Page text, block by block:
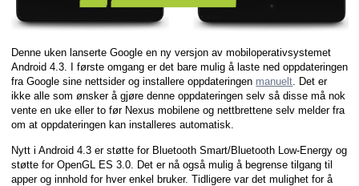
Denne uken lanserte Google en ny versjon av mobiloperativsystemet
Android 4.3. I første omgang er det bare mulig å laste ned oppdateringen
fra Google sine nettsider og installere oppdateringen manuelt. Det er
ikke alle som ønsker å gjøre denne oppdateringen selv så disse må nok
vente en uke eller to før Nexus mobilene og nettbrettene selv melder fra
om at oppdateringen kan installeres automatisk.
Nytt i Android 4.3 er støtte for Bluetooth Smart/Bluetooth Low-Energy og
støtte for OpenGL ES 3.0. Det er nå også mulig å begrense tilgang til
apper og innhold for hver enkel bruker. Tidligere var det mulighet for å